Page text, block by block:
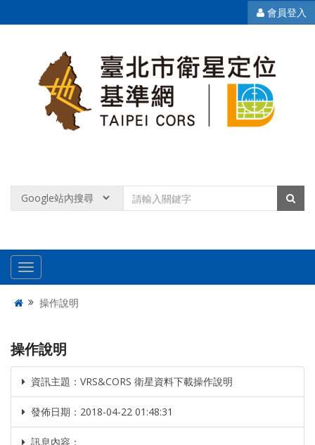
會員登入
操作說明
操作說明
資訊主題：VRS&CORS 衛星資料下載操作說明
發佈日期：2018-04-22 01:48:31
訊息內容：